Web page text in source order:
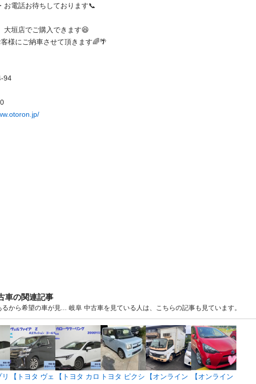
お電話お待ちしております📞
大垣店でご購入できます😆
様にご納車させて頂きます🌈🌴
94
車の関連記事
から希望の車が見... 岐阜 中古車を見ている人は、こちらの記事も見ています。
リ
【トヨタ ヴェ
【トヨタ カロ トヨタ ピクシ
【オンライン
【オンライン